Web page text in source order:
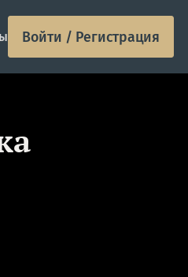
Войти / Регистрация